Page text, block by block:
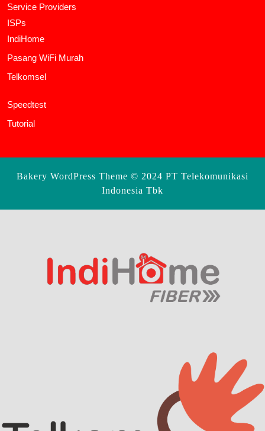
Service Providers
ISPs
IndiHome
Pasang WiFi Murah
Telkomsel
Speedtest
Tutorial
Bakery WordPress Theme © 2024 PT Telekomunikasi
Indonesia Tbk